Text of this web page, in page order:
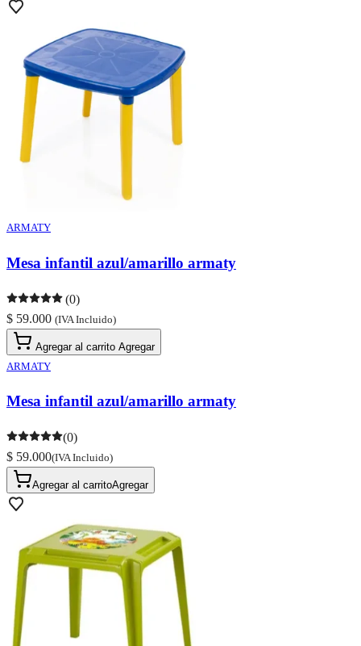
ARMATY
Mesa infantil azul/amarillo armaty
(0)
$ 59.000 (IVA Incluido)
Agregar al carrito Agregar
ARMATY
Mesa infantil azul/amarillo armaty
(0)
$ 59.000(IVA Incluido)
Agregar al carritoAgregar